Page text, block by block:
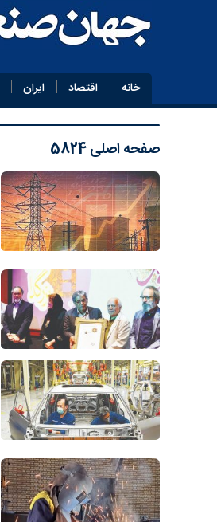
خانه اقتصاد ایران
صفحه اصلی5824